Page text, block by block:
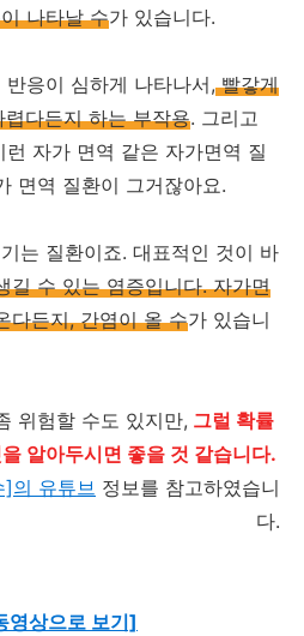
나타날 수가 있습니다.
응이 심하게 나타나서,빨갛게
다든지 하는 부작용. 그리고
자가 면역 같은 자가면역 질
면역 질환이 그거잖아요.
는 질환이죠. 대표적인 것이 바
길 수 있는 염증입니다. 자가면
다든지, 간염이 올 수가 있습니
위험할 수도 있지만, 그럴 확률
알아두시면 좋을 것 같습니다.
]의 유튜브 정보를 참고하였습니
다.
영상으로 보기]